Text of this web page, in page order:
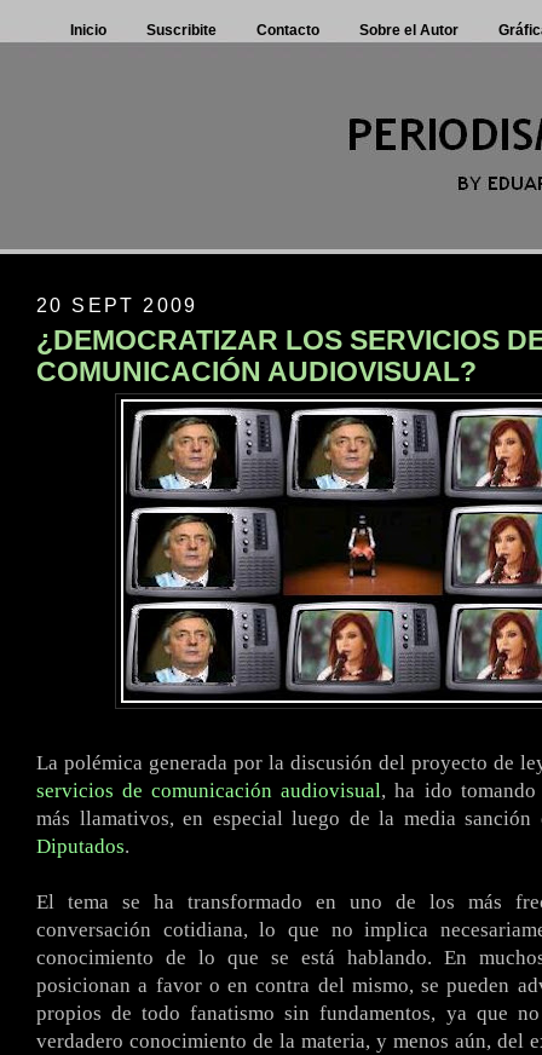
Inicio Suscribite Contacto Sobre el Autor
20 SEPT 2009
¿DEMOCRATIZAR LOS SERVICIOS
COMUNICACIÓN AUDIOVISUAL?
La polémica generada por la discusión del proyecto de
servicios de comunicación audiovisual, ha ido
más llamativos, en especial luego de la media
Diputados.
El tema se ha transformado en uno de los más
conversación cotidiana, lo que no implica
conocimiento de lo que se está hablando. En
posicionan a favor o en contra del mismo, se pueden
propios de todo fanatismo sin fundamentos, ya que
verdadero conocimiento de la materia, y menos aún, del